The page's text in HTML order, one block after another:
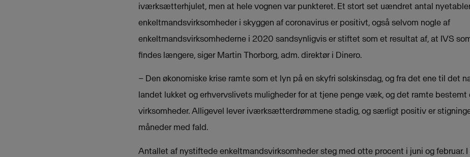
iværksætterhjulet, men at hele vognen var punkteret. Et stort set uændret antal
enkeltmandsvirksomheder i skyggen af coronavirus er positivt, også selvom nogle af
enkeltmandsvirksomhederne i 2020 sandsynligvis er stiftet som et resultat af, at IVS
findes længere, siger Martin Thorborg, adm. direktør i Dinero.
– Den økonomiske krise ramte som et lyn på en skyfri solskinsdag, og fra det ene til det
landet lukket og erhvervslivets muligheder for at tjene penge væk, og det ramte bestemt
virksomheder. Alligevel lever iværksætterdrømmene stadig, og særligt positiv er
måneder med fald.
Antallet af nystiftede enkeltmandsvirksomheder steg med otte procent i juni og februar.